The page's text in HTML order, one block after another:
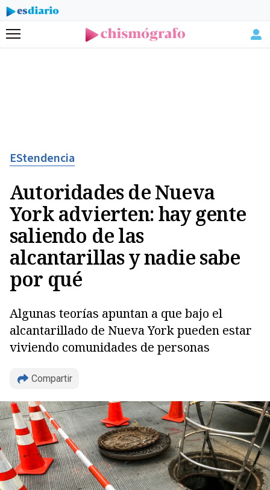
Menú
EStendencia
Autoridades de Nueva
York advierten: hay gente
saliendo de las
alcantarillas y nadie sabe
por qué
Algunas teorías apuntan a que bajo el
alcantarillado de Nueva York pueden estar
viviendo comunidades de personas
Compartir
Copiar